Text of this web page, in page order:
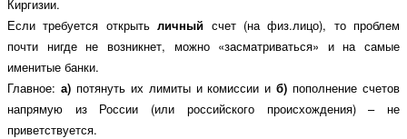
Киргизии.
Если требуется открытьличный счет (на физ.лицо), то проблем
почти нигде не возникнет, можно «засматриваться» и на самые
именитые банки.
Главное: а)потянуть их лимиты и комиссии иб) пополнение счетов
напрямую из России (или российского происхождения) – не
приветствуется.